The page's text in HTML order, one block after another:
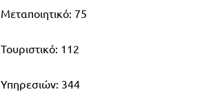
Μεταποιητικό: 75
Τουριστικό: 112
Υπηρεσιών: 344